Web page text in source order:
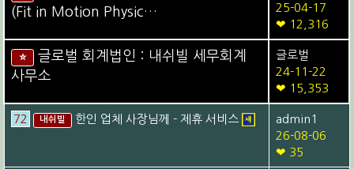
(Fit in Motion Physic…
25-04-17
❤ 12,316
⭐
글로벌 회계법인 : 내쉬빌 세무회계
사무소
글로벌
24-11-22
❤ 15,353
72 내쉬빌 한인 업체 사장님께 - 제휴 서비스
admin1
26-08-06
❤ 35